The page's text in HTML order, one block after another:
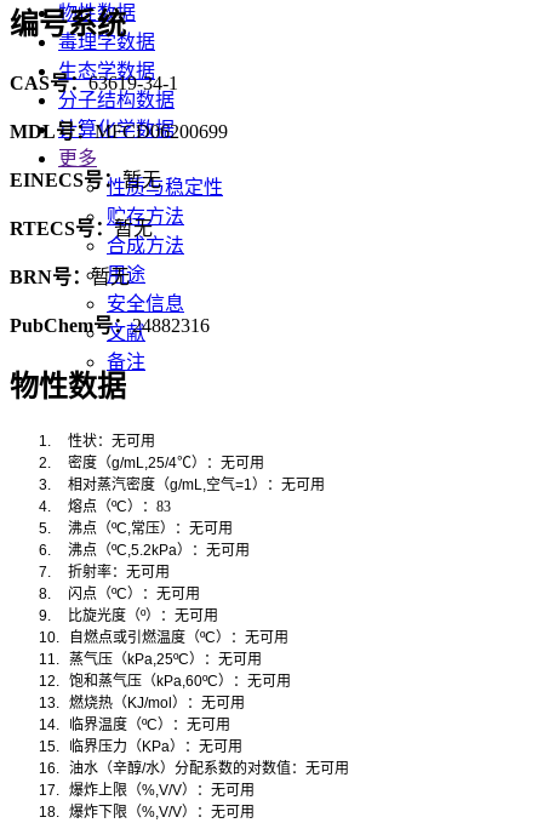
物性数据
毒理学数据
生态学数据
分子结构数据
计算化学数据
更多
性质与稳定性
贮存方法
合成方法
用途
安全信息
文献
备注
编号系统
CAS号：63619-34-1
MDL号：MFCD06200699
EINECS号：暂无
RTECS号：暂无
BRN号：暂无
PubChem号：24882316
物性数据
1.
性状：无可用
2.
密度（g/mL,25/4℃）：无可用
3.
相对蒸汽密度（g/mL, 空气=1 ）：无可用
4.
熔点（ºC）：83
5.
沸点（ºC, 常压）：无可用
6.
沸点（ºC,5.2kPa）：无可用
7.
折射率：无可用
8.
闪点（ºC）：无可用
9.
比旋光度（º）：无可用
10.
自燃点或引燃温度（ºC）：无可用
11.
蒸气压（kPa,25ºC）：无可用
12.
饱和蒸气压（kPa,60ºC）：无可用
13.
燃烧热（KJ/mol）：无可用
14.
临界温度（ºC）：无可用
15.
临界压力（KPa）：无可用
16.
油水（辛醇/水）分配系数的对数值：无可用
17.
爆炸上限（%,V/V）：无可用
18.
爆炸下限（%,V/V）：无可用